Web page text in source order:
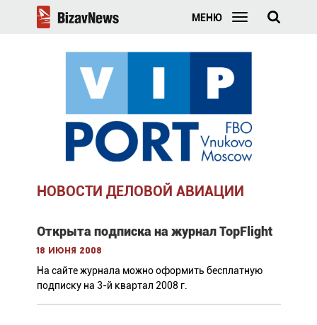
МЕНЮ
НОВОСТИ ДЕЛОВОЙ АВИАЦИИ
Открыта подписка на журнал TopFlight
18 июня 2008
На сайте журнала можно оформить бесплатную
подписку на 3-й квартал 2008 г.